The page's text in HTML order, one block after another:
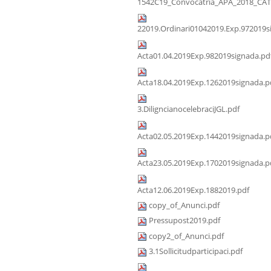
3.DiligncianocelebraciJGL.pdf
Acta12.06.2019Exp.1882019.pdf
copy_of_Anunci.pdf
Pressupost2019.pdf
copy2_of_Anunci.pdf
3.1Sollicitudparticipaci.pdf